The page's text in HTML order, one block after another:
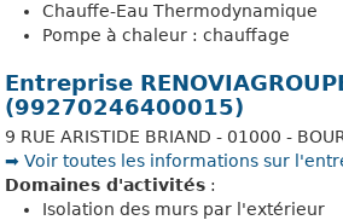
Chauffe-Eau Thermodynamique
Pompe à chaleur : chauffage
Entreprise
(99270246400015)
9 RUE ARISTIDE BRIAND - 01000 -
➡️ Voir toutes les informations sur
Domaines d'activités :
Isolation des murs par l'extérieur